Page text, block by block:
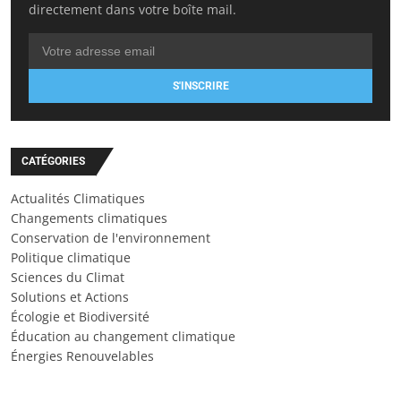
directement dans votre boîte mail.
S'INSCRIRE
CATÉGORIES
Actualités Climatiques
Changements climatiques
Conservation de l'environnement
Politique climatique
Sciences du Climat
Solutions et Actions
Écologie et Biodiversité
Éducation au changement climatique
Énergies Renouvelables